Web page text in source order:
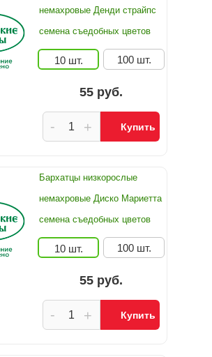
немахровые Денди страйпс
семена съедобных цветов
10 шт. 100 шт.
55 руб.
+
- Купить
Бархатцы низкорослые
немахровые Диско Мариетта
семена съедобных цветов
10 шт. 100 шт.
55 руб.
+
- Купить